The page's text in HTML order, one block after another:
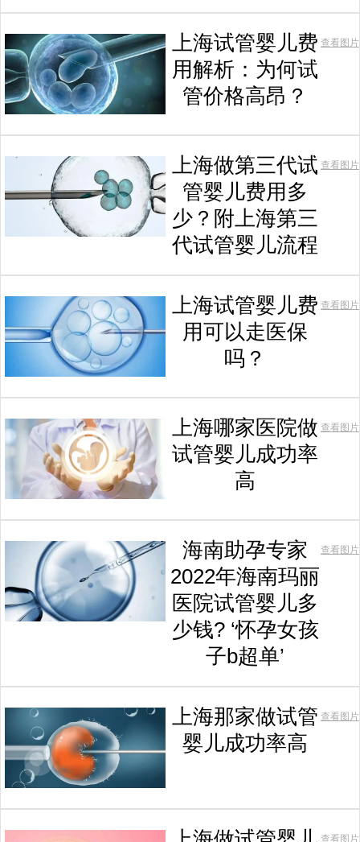
上海试管婴儿费
用解析：为何试
管价格高昂？
查看图片
上海做第三代试
管婴儿费用多
少？附上海第三
代试管婴儿流程
查看图片
上海试管婴儿费
用可以走医保
吗？
查看图片
上海哪家医院做
试管婴儿成功率
高
查看图片
海南助孕专家
2022年海南玛丽
医院试管婴儿多
少钱? ‘怀孕女孩
子b超单’
查看图片
上海那家做试管
婴儿成功率高
查看图片
查看图片